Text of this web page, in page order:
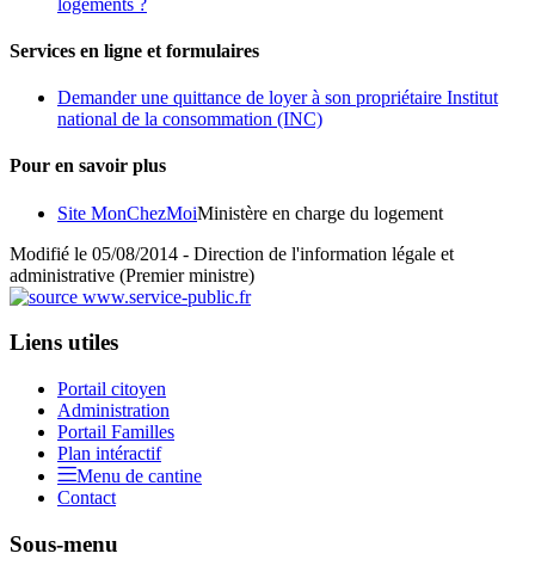
Services en ligne et formulaires
Demander une quittance de loyer à son propriétaire Institut
national de la consommation (INC)
Pour en savoir plus
Site MonChezMoiMinistère en charge du logement
Modifié le 05/08/2014 - Direction de l'information légale et
administrative (Premier ministre)
Liens utiles
Portail citoyen
Administration
Portail Familles
Plan intéractif
Menu de cantine
Contact
Sous-menu